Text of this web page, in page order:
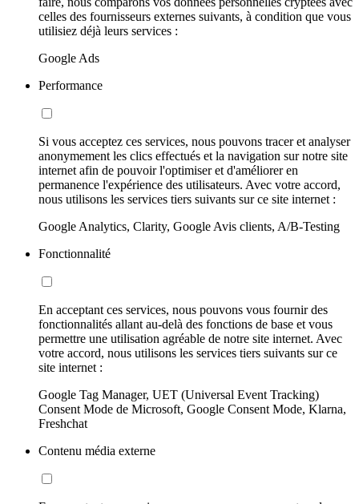
celles des fournisseurs externes suivants, à condition que vous
utilisiez déjà leurs services :
Google Ads
Performance
Si vous acceptez ces services, nous pouvons tracer et analyser
anonymement les clics effectués et la navigation sur notre site
internet afin de pouvoir l'optimiser et d'améliorer en
permanence l'expérience des utilisateurs. Avec votre accord,
nous utilisons les services tiers suivants sur ce site internet :
Google Analytics, Clarity, Google Avis clients, A/B-Testing
Fonctionnalité
En acceptant ces services, nous pouvons vous fournir des
fonctionnalités allant au-delà des fonctions de base et vous
permettre une utilisation agréable de notre site internet. Avec
votre accord, nous utilisons les services tiers suivants sur ce
site internet :
Google Tag Manager, UET (Universal Event Tracking)
Consent Mode de Microsoft, Google Consent Mode, Klarna,
Freshchat
Contenu média externe